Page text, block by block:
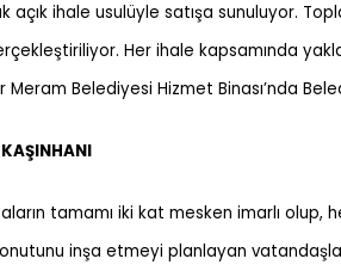
açık ihale usulüyle satışa sunuluyor.
Her ihale kapsamında
Meram Belediyesi Hizmet Binası’nda
KAŞINHANI
tamamı iki kat mesken imarlı
inşa etmeyi planlayan